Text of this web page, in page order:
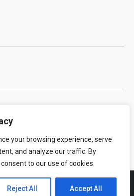
your browsing experience, serve
and analyze our traffic. By
to our use of cookies.
Reject All Accept All